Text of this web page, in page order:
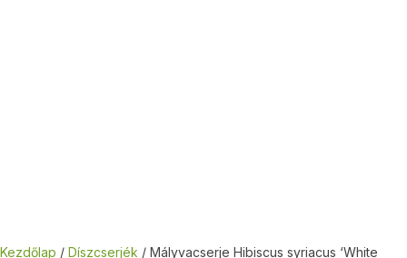
Kezdőlap / Díszcserjék / Mályvacserje Hibiscus syriacus ‘White